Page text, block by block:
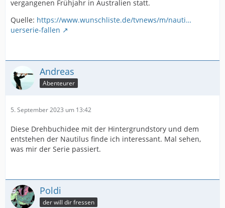
vergangenen Frühjahr in Australien statt.
Quelle: https://www.wunschliste.de/tvnews/m/nauti…
uerserie-fallen
Andreas
Abenteurer
5. September 2023 um 13:42
Diese Drehbuchidee mit der Hintergrundstory und dem
entstehen der Nautilus finde ich interessant. Mal sehen,
was mir der Serie passiert.
Poldi
der will dir fressen